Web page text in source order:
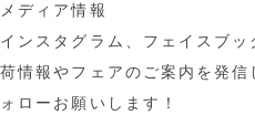
メディア情報
インスタグラム、フェイスブ
荷情報やフェアのご案内を発
ォローお願いします！